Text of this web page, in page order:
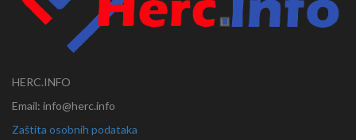
HERC.INFO
Email: info@herc.info
Zaštita osobnih podataka